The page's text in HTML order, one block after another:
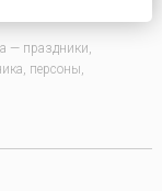
— праздники,
персоны,